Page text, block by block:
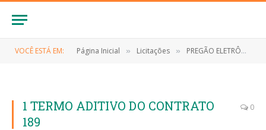
VOCÊ ESTÁ EM: Página Inicial » Licitações » PREGÃO ELETRÔNICO Nº 032/2023/SRP (CONTRATAÇÃO DE EMPRESA PARA AQUISIÇÃO DE SUPRIMENTOS, EQUIPAMENTOS E ELETRÔNICOS DE INFORMÁTICA, PARA ATENDER AS NECESSIDADES SECRETARIA MUNICIPAL DE SAÚDE DO MUNICÍPIO DE ANAPURUS/MA)
1 TERMO ADITIVO DO CONTRATO
189
0